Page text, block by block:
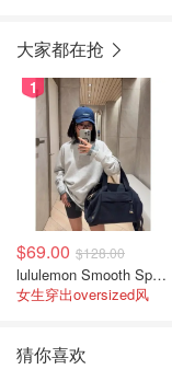
大家都在抢
1
$69.00 $128.00
lululemon Smooth Spacer 经典卫衣
女生穿出oversized风
猜你喜欢